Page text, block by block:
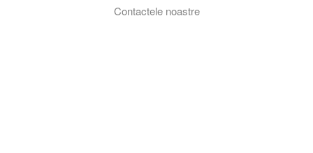
Contactele noastre